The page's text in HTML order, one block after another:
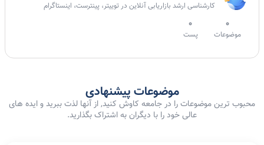
کارشناسی ارشد بازاریابی آنلاین در توییتر، پینترست، اینستاگرام
0
موضوعات
0
پست
موضوعات پیشنهادی
محبوب ترین موضوعات را در جامعه کاوش کنید, از آنها لذت ببرید و ایده های
عالی خود را با دیگران به اشتراک بگذارید.